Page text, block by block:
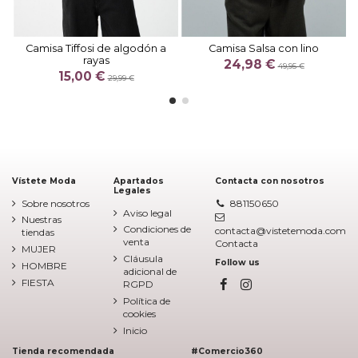
Camisa Tiffosi de algodón a
rayas
15,00 €29,99 €
Camisa Salsa con lino
24,98 €49,95 €
Vístete Moda
Sobre nosotros
Nuestras
tiendas
MUJER
HOMBRE
FIESTA
Apartados
Legales
Aviso legal
Condiciones de
venta
Cláusula
adicional de
RGPD
Política de
cookies
Inicio
Contacta con nosotros
881150650
contacta@vistetemoda.com
Contacta
Follow us
Tienda recomendada #Comercio360